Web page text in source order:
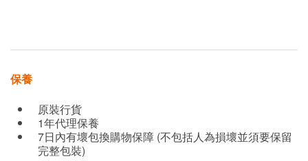
保養
原裝行貨
1年代理保養
7日內有壞包換購物保障 (不包括人為損壞並須要保留
完整包裝)